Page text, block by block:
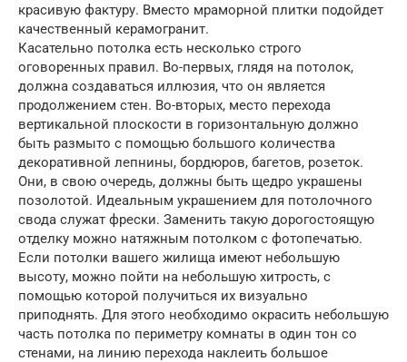
красивую фактуру. Вместо мраморной плитки подойдет
качественный керамогранит.
Касательно потолка есть несколько строго
оговоренных правил. Во-первых, глядя на потолок,
должна создаваться иллюзия, что он является
продолжением стен. Во-вторых, место перехода
вертикальной плоскости в горизонтальную должно
быть размыто с помощью большого количества
декоративной лепнины, бордюров, багетов, розеток.
Они, в свою очередь, должны быть щедро украшены
позолотой. Идеальным украшением для потолочного
свода служат фрески. Заменить такую дорогостоящую
отделку можно натяжным потолком с фотопечатью.
Если потолки вашего жилища имеют небольшую
высоту, можно пойти на небольшую хитрость, с
помощью которой получиться их визуально
приподнять. Для этого необходимо окрасить небольшую
часть потолка по периметру комнаты в один тон со
стенами, на линию перехода наклеить большое